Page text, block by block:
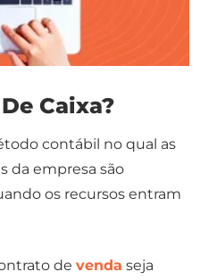
Caixa?
contábil no qual as
da empresa são
os recursos entram
de venda seja